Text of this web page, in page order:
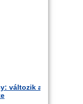
változik a